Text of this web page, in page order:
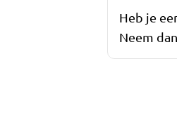
Heb je
Neem